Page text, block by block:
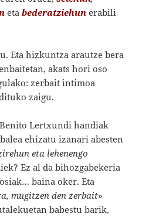
etabederatziehun erabili
Eta hizkuntza arautze bera
akats hori oso
zerbait intimoa
zaigu.
Lertxundi handiak
ehizatu izanari abesten
eta lehenengo
Ez al da bihozgabekeria
baina oker. Eta
mugitzen den zerbait»
babestu barik,